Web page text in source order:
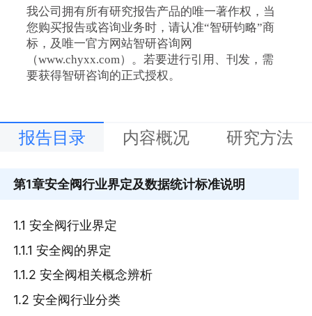
我公司拥有所有研究报告产品的唯一著作权，当
您购买报告或咨询业务时，请认准“智研钧略”商
标，及唯一官方网站智研咨询网
（www.chyxx.com）。若要进行引用、刊发，需
要获得智研咨询的正式授权。
报告目录 内容概况 研究方法
第1章安全阀行业界定及数据统计标准说明
1.1 安全阀行业界定
1.1.1 安全阀的界定
1.1.2 安全阀相关概念辨析
1.2 安全阀行业分类